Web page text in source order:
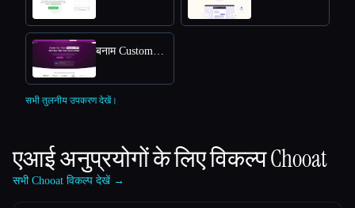
बनाम CustomGPT
सभी तुलनीय उपकरण देखें।
एआई अनुप्रयोगों के लिए विकल्पChooat
सभी Chooat विकल्प देखें →